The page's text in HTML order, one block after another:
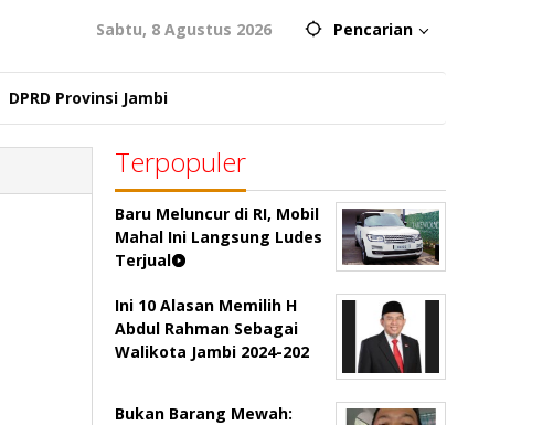
Sabtu, 8 Agustus 2026 Pencarian
DPRD Provinsi Jambi
Terpopuler
Baru Meluncur di RI, Mobil
Mahal Ini Langsung Ludes
Terjual
Ini 10 Alasan Memilih H
Abdul Rahman Sebagai
Walikota Jambi 2024-202
Bukan Barang Mewah: